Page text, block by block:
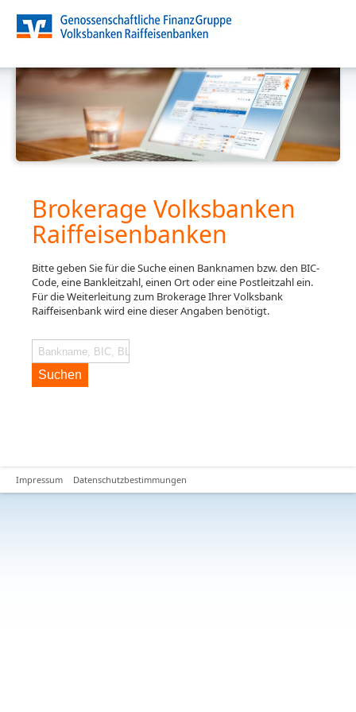
Brokerage Volksbanken
Raiffeisenbanken
Bitte geben Sie für die Suche einen Banknamen bzw. den BIC-
Code, eine Bankleitzahl, einen Ort oder eine Postleitzahl ein.
Für die Weiterleitung zum Brokerage Ihrer Volksbank
Raiffeisenbank wird eine dieser Angaben benötigt.
Suchen
Impressum Datenschutzbestimmungen